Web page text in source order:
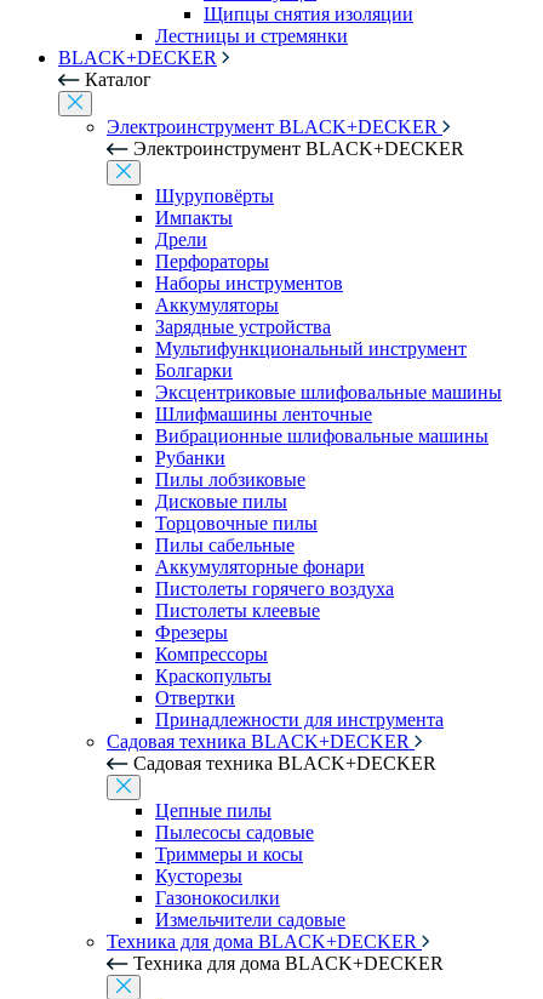
Щипцы снятия изоляции
Лестницы и стремянки
BLACK+DECKER
Каталог
Электроинструмент BLACK+DECKER
Электроинструмент BLACK+DECKER
Шуруповёрты
Импакты
Дрели
Перфораторы
Наборы инструментов
Аккумуляторы
Зарядные устройства
Мультифункциональный инструмент
Болгарки
Эксцентриковые шлифовальные машины
Шлифмашины ленточные
Вибрационные шлифовальные машины
Рубанки
Пилы лобзиковые
Дисковые пилы
Торцовочные пилы
Пилы сабельные
Аккумуляторные фонари
Пистолеты горячего воздуха
Пистолеты клеевые
Фрезеры
Компрессоры
Краскопульты
Отвертки
Принадлежности для инструмента
Садовая техника BLACK+DECKER
Садовая техника BLACK+DECKER
Цепные пилы
Пылесосы садовые
Триммеры и косы
Кусторезы
Газонокосилки
Измельчители садовые
Техника для дома BLACK+DECKER
Техника для дома BLACK+DECKER